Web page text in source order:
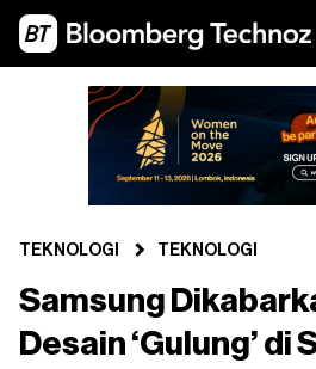
TEKNOLOGI TEKNOLOGI
Samsung
Desain ‘Gulung’ di